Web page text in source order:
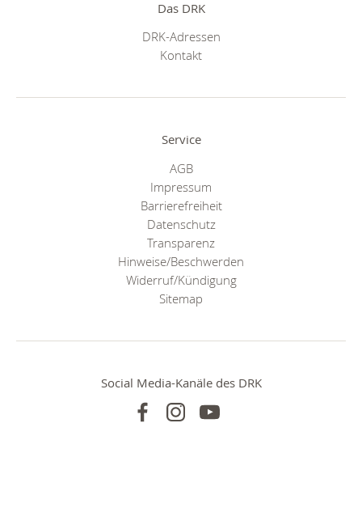
Das DRK
DRK-Adressen
Kontakt
Service
AGB
Impressum
Barrierefreiheit
Datenschutz
Transparenz
Hinweise/Beschwerden
Widerruf/Kündigung
Sitemap
Social Media-Kanäle des DRK